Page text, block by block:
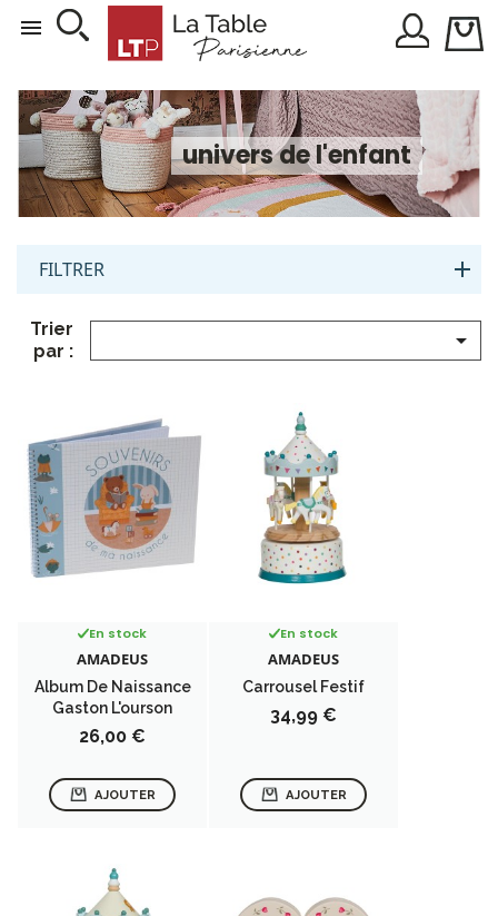

univers de l'enfant
FILTRER
Trier
par :

En stock
AMADEUS
Album De Naissance
Gaston L'ourson
Prix
26,00 €
AJOUTER
En stock
AMADEUS
Carrousel Festif
Prix
34,99 €
AJOUTER